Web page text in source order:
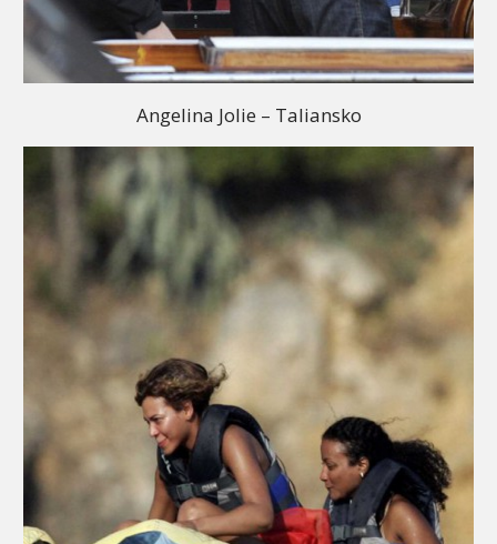
Angelina Jolie – Taliansko